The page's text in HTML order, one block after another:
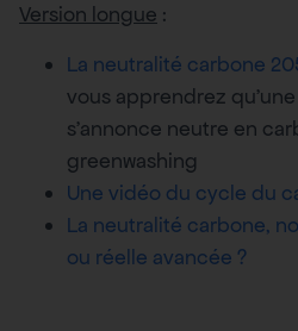
Version longue :
La neutralité carbone
vous apprendrez
s’annonce neutre en
greenwashing
Une vidéo du cycle du
La neutralité carbone,
ou réelle avancée ?